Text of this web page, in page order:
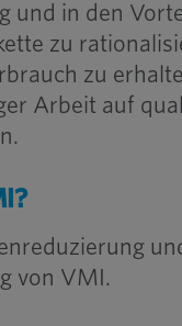
in den
zu
zu
Arbeit auf
von VMI.